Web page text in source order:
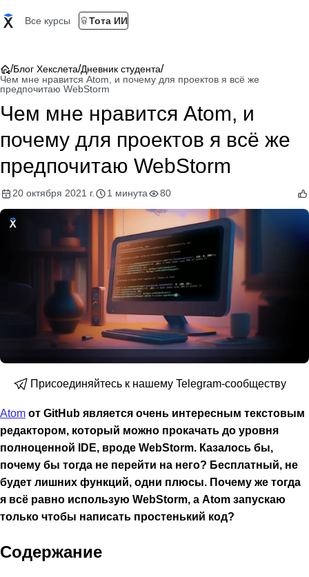
Все курсы Тота ИИ
/Блог Хекслета/Дневник студента/
Чем мне нравится Atom, и почему для проектов я всё же
предпочитаю WebStorm
Чем мне нравится Atom, и
почему для проектов я всё же
предпочитаю WebStorm
20 октября 2021 г. 1 минута 80
Присоединяйтесь к нашему Telegram-сообществу
Atom от GitHub является очень интересным текстовым
редактором, который можно прокачать до уровня
полноценной IDE, вроде WebStorm. Казалось бы,
почему бы тогда не перейти на него? Бесплатный, не
будет лишних функций, одни плюсы. Почему же тогда
я всё равно использую WebStorm, а Atom запускаю
только чтобы написать простенький код?
Содержание